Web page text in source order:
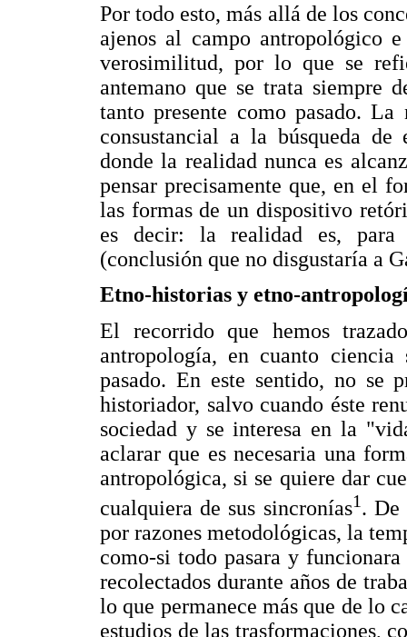
Por todo esto, más allá de los
ajenos al campo antropológico
verosimilitud, por lo que se
antemano que se trata siempre
tanto presente como pasado.
consustancial a la búsqueda
donde la realidad nunca es
pensar precisamente que, en el
las formas de un dispositivo
es decir: la realidad es, para
(conclusión que no disgustaría a
Etno-historias y etno-
El recorrido que hemos
antropología, en cuanto
pasado. En este sentido, no se
historiador, salvo cuando éste
sociedad y se interesa en la
aclarar que es necesaria una
antropológica, si se quiere dar
cualquiera de sus sincronías1. De
por razones metodológicas, la
como-si todo pasara y
recolectados durante años de
lo que permanece más que de lo
estudios de las trasformaciones,